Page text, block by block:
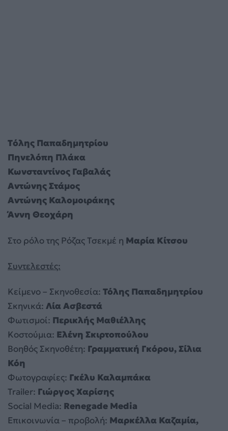
Tόλης Παπαδημητρίου
Πηνελόπη Πλάκα
Κωνσταντίνος Γαβαλάς
Αντώνης Στάμος
Αντώνης Καλομοιράκης
Άννη Θεοχάρη
Στο ρόλο της Ρόζας Τσεκμέ η Μαρία Κίτσου
Συντελεστές:
Κείμενο – Σκηνοθεσία: Τόλης Παπαδημητρίου
Σκηνικά: Λία Ασβεστά
Φωτισμοί: Περικλής Μαθιέλλης
Kοστούμια: Ελένη Σκιρτοπούλου
Βοηθός Σκηνοθέτη: Γραμματική Γκόρου, Σίλια
Κόη
Φωτογραφίες: Γκέλυ Καλαμπάκα
Trailer: Γιώργος Χαρίσης
Social Media: Renegade Media
Επικοινωνία – προβολή: Μαρκέλλα Καζαμία,